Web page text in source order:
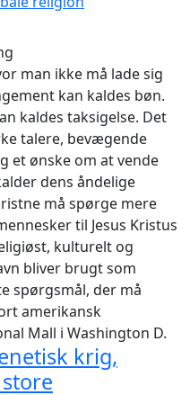
man ikke må lade sig
kan kaldes bøn.
kaldes taksigelse. Det
talere, bevægende
et ønske om at vende
dens åndelige
må spørge mere
til Jesus Kristus
kulturelt og
bliver brugt som
spørgsmål, der må
amerikansk
Mall i Washington D.
krig,